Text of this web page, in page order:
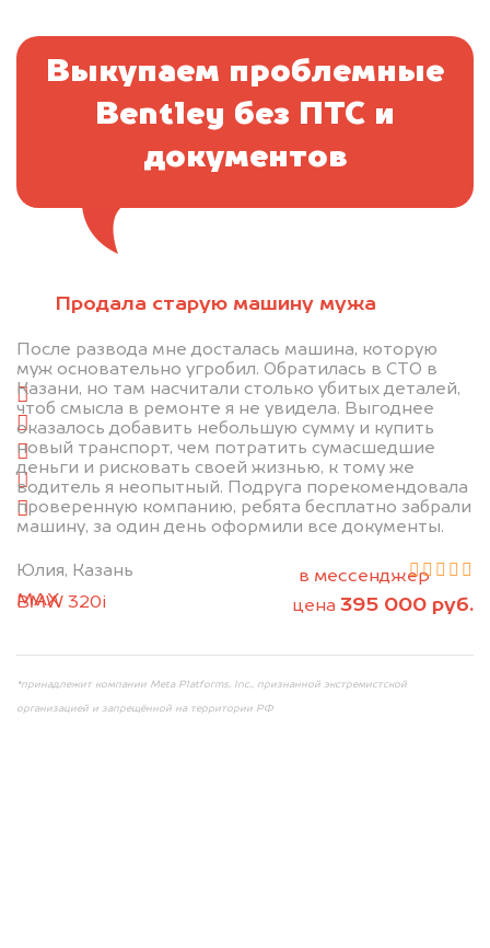
Продала старую машину мужа
После развода мне досталась машина, которую
муж основательно угробил. Обратилась в СТО в
Казани, но там насчитали столько убитых деталей,
чтоб смысла в ремонте я не увидела. Выгоднее
оказалось добавить небольшую сумму и купить
новый транспорт, чем потратить сумасшедшие
деньги и рисковать своей жизнью, к тому же
водитель я неопытный. Подруга порекомендовала
проверенную компанию, ребята бесплатно забрали
машину, за один день оформили все документы.
Юлия, Казань
BMW 320i
цена 395 000 руб.
Выкупаем проблемные
Bentley без ПТС и
документов
минуту эксперт-оценщик назовёт сумму.
1. Сфотографируйте машину:
спереди
сзади
слева
справа
салон
+79584983298 по WhatsApp*, в мессенджер
MAXили на электронную почту
*принадлежит компании Meta Platforms, Inc., признанной экстремистской
организацией и запрещённой на территории РФ